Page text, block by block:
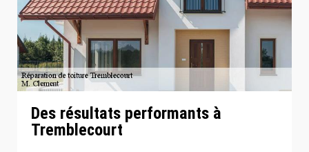
Des résultats performants à
Tremblecourt